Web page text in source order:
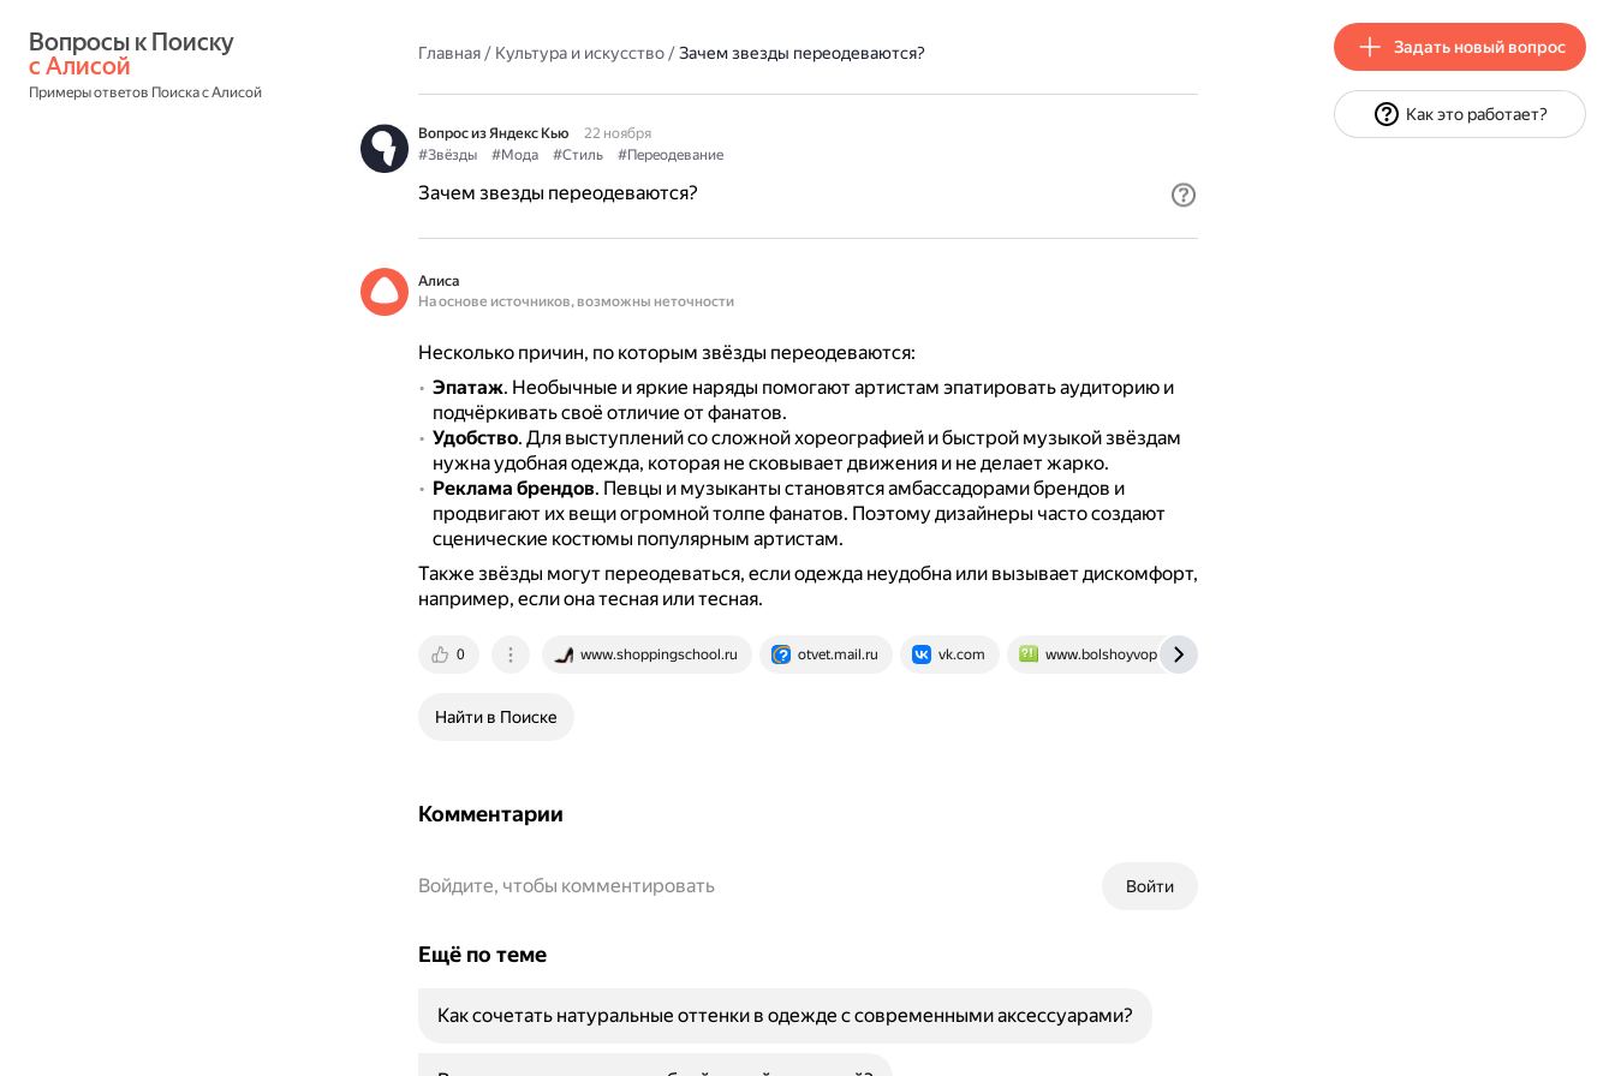
с Алисой
Примеры ответов Поиска с Алисой
Главная/ Культура и искусство/Зачем звезды переодеваются?
Вопрос из Яндекс Кью
22 ноября
#Звёзды
#Мода #Стиль #Переодевание
Зачем звезды переодеваются?
Алиса
На основе источников, возможны неточности
Несколько причин, по которым звёзды переодеваются:
Эпатаж. Необычные и яркие наряды помогают артистам эпатировать аудиторию и
подчёркивать своё отличие от фанатов.
Удобство. Для выступлений со сложной хореографией и быстрой музыкой звёздам
нужна удобная одежда, которая не сковывает движения и не делает жарко.
Реклама брендов. Певцы и музыканты становятся амбассадорами брендов и
продвигают их вещи огромной толпе фанатов. Поэтому дизайнеры часто создают
сценические костюмы популярным артистам.
Также звёзды могут переодеваться, если одежда неудобна или вызывает дискомфорт,
например, если она тесная или тесная.
0 www.shoppingschool.ru otvet.mail.ru vk.com www.bolshoyvopros.ru
Найти в Поиске
Комментарии
Войти
Войдите, чтобы комментировать
Ещё по теме
Как сочетать натуральные оттенки в одежде с современными аксессуарами?
Задать новый вопрос
Как это работает?